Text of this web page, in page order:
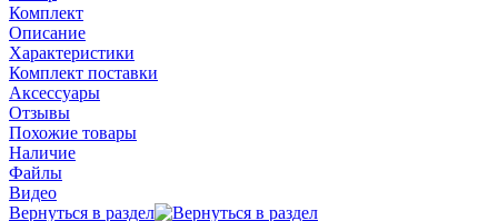
Комплект
Описание
Характеристики
Комплект поставки
Аксессуары
Отзывы
Похожие товары
Наличие
Файлы
Видео
Вернуться в раздел